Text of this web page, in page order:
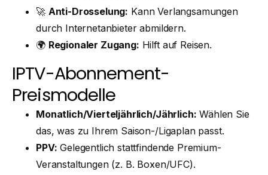
🚀 Anti-Drosselung: Kann Verlangsamungen
durch Internetanbieter abmildern.
🌍 Regionaler Zugang: Hilft auf Reisen.
IPTV-Abonnement-
Preismodelle
Monatlich/Vierteljährlich/Jährlich: Wählen Sie
das, was zu Ihrem Saison-/Ligaplan passt.
PPV: Gelegentlich stattfindende Premium-
Veranstaltungen (z. B. Boxen/UFC).